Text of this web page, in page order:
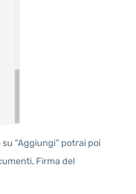
“Aggiungi” potrai poi
Firma del